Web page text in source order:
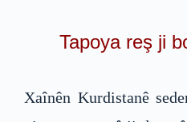
Tapoya reş ji
Xaînên Kurdistanê